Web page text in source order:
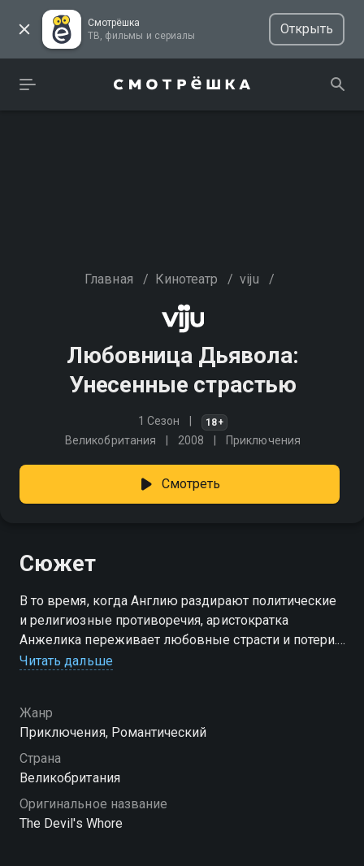
Смотрёшка
ТВ, фильмы и сериалы
Открыть
Главная / Кинотеатр / viju /
Любовница Дьявола:
Унесенные страстью
1 Сезон 18+
Великобритания 2008 Приключения
Смотреть
Сюжет
В то время, когда Англию раздирают политические
и религиозные противоречия, аристократка
Анжелика переживает любовные страсти и потери.
Её даже приговаривают к повешению, но она чудом
Читать дальше
Жанр
Приключения, Романтический
Страна
Великобритания
Оригинальное название
The Devil's Whore